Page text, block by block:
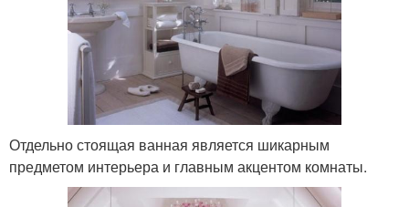
Отдельно стоящая ванная является шикарным
предметом интерьера и главным акцентом комнаты.